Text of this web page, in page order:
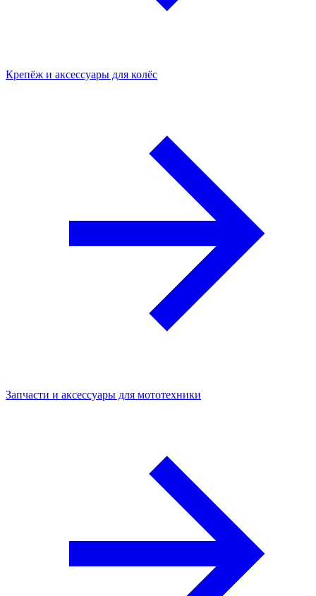
Крепёж и аксессуары для колёс
Запчасти и аксессуары для мототехники